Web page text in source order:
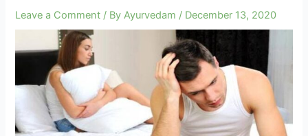
Leave a Comment / ByAyurvedam / December 13, 2020